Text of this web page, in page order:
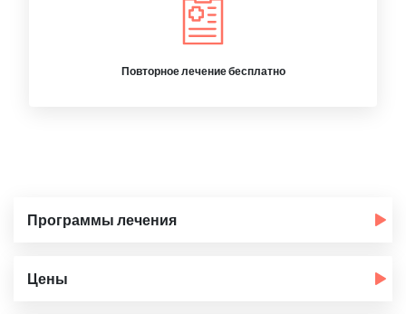
Повторное лечение бесплатно
Программы лечения
Цены